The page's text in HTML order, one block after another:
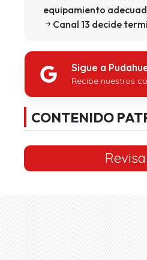
equipamiento
Canal 13 decide
Sigue a
Recibe nuestros
CONTENIDO
Revisa